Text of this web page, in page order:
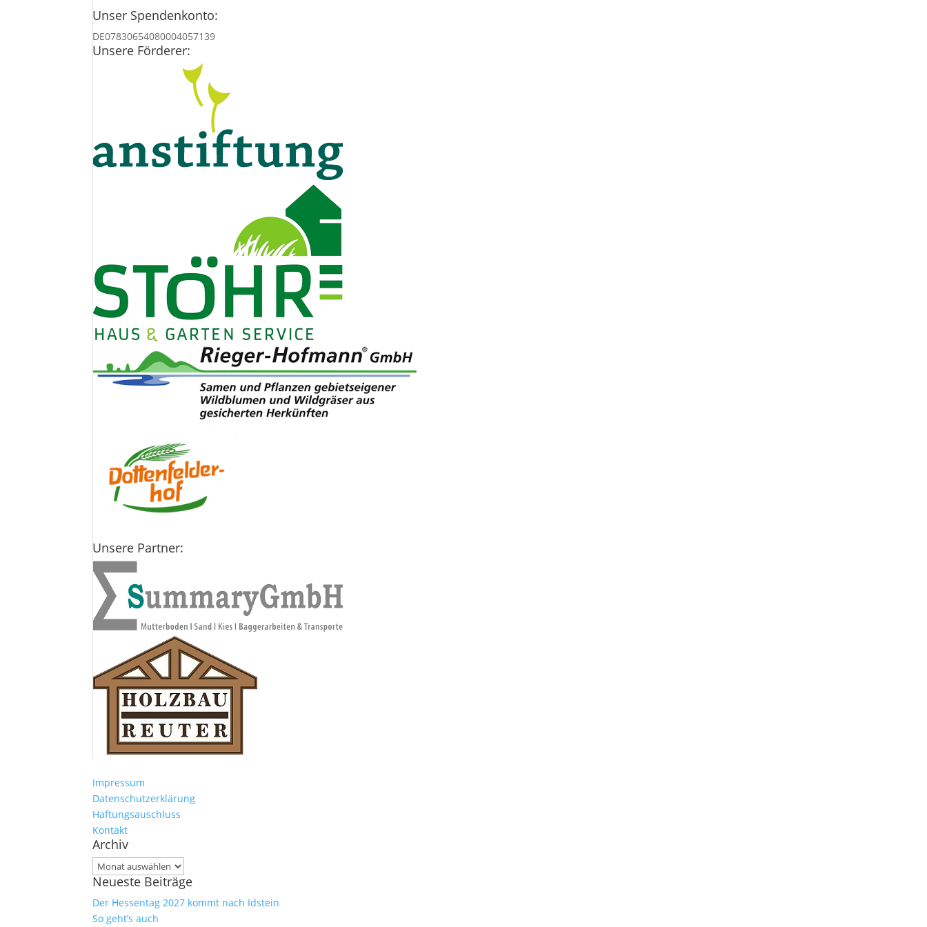
Unser Spendenkonto:
DE07830654080004057139
Unsere Förderer:
Unsere Partner:
Impressum
Datenschutzerklärung
Haftungsauschluss
Kontakt
Archiv
Archiv
Neueste Beiträge
Der Hessentag 2027 kommt nach Idstein
So geht’s auch